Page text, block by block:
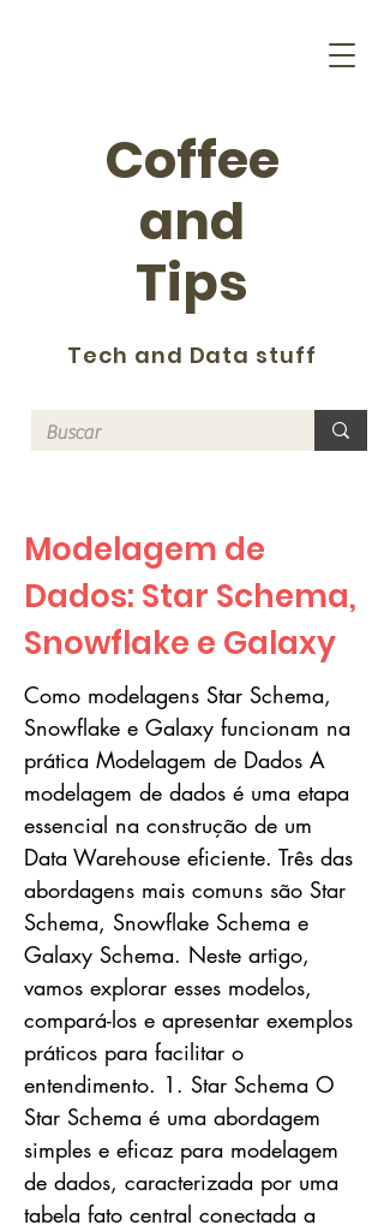
Coffee
and
Tips
Tech and Data stuff
Modelagem de
Dados: Star Schema,
Snowflake e Galaxy
Como modelagens Star Schema,
Snowflake e Galaxy funcionam na
prática Modelagem de Dados A
modelagem de dados é uma etapa
essencial na construção de um
Data Warehouse eficiente. Três das
abordagens mais comuns são Star
Schema, Snowflake Schema e
Galaxy Schema. Neste artigo,
vamos explorar esses modelos,
compará-los e apresentar exemplos
práticos para facilitar o
entendimento. 1. Star Schema O
Star Schema é uma abordagem
simples e eficaz para modelagem
de dados, caracterizada por uma
tabela fato central conectada a